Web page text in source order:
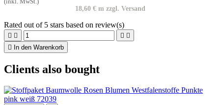
18,60 € m zzgl. Versand
Rated out of 5 stars based on review(s)
   

In den Warenkorb
Clients also bought